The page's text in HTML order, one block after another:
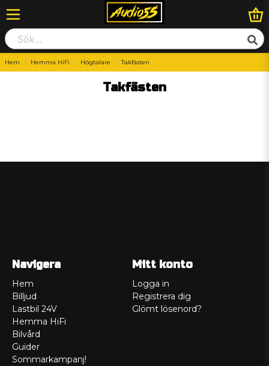
Hem Hemma HiFi Högtalare Takfästen
Takfästen
Navigera
Hem
Billjud
Lastbil 24V
Hemma HiFi
Bilvård
Guider
Sommarkampanj!
Mitt konto
Logga in
Registrera dig
Glömt lösenord?